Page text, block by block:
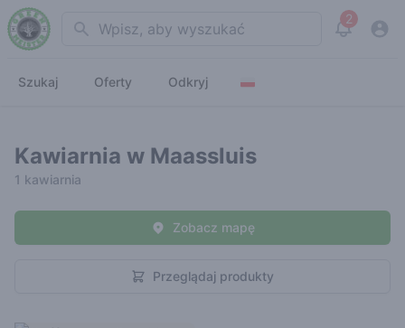
Search 2
View
Szukaj Oferty Odkryj
Kawiarnia w Maassluis
1 kawiarnia
Przeglądaj produkty
Zobacz mapę